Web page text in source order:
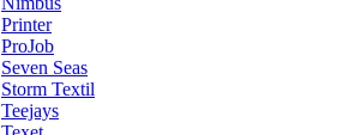
Printer
ProJob
Seven Seas
Storm Textil
Teejays